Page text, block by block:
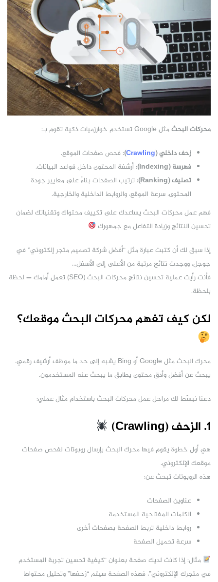
محركات البحثمثل Google تستخدم خوارزميات ذكية تقوم بـ:
زحف داخلي (Crawling
): فحص صفحات الموقع.
فهرسة (Indexing)
: أرشفة المحتوى داخل قواعد البيانات.
تصنيف (Ranking)
: ترتيب الصفحات بناءً على معايير جودة
المحتوى، سرعة الموقع، والروابط الداخلية والخارجية.
فهم عمل محركات البحث يساعدك على تكييف محتواك وتقنياتك لضمان
تحسين النتائج وزيادة التفاعل مع جمهورك
إذا سبق لك أن كتبت عبارة مثل “أفضل شركة تصميم متجر إلكتروني” في
جوجل، ووجدت نتائج مرتبة من الأعلى إلى الأسفل…
فأنت رأيت عملية تحسين نتائج محركات البحث (SEO) تعمل أمامك — لحظة
بلحظة.
لكن كيف تفهم محركات البحث موقعك؟
محرك البحث مثل Google أو Bing يشبه إلى حد ما موظف أرشيف رقمي،
يبحث عن أفضل وأدق محتوى يطابق ما يبحث عنه المستخدمون.
دعنا نبسّط لك مراحل عمل محركات البحث باستخدام مثال عملي:
1. الزحف (Crawling)
هي أول خطوة يقوم فيها محرك البحث بإرسال روبوتات لفحص صفحات
موقعك الإلكتروني.
هذه الروبوتات تبحث عن:
عناوين الصفحات
الكلمات المفتاحية المستخدمة
روابط داخلية تربط الصفحة بصفحات أخرى
سرعة تحميل الصفحة
مثال: إذا كانت لديك صفحة بعنوان “كيفية تحسين تجربة المستخدم
في متجرك الإلكتروني”، فهذه الصفحة سيتم “زحفها” وتحليل محتواها